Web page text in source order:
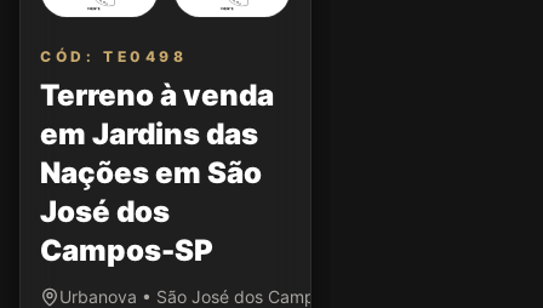
CÓD: TE0498
Terreno à venda
em Jardins das
Nações em São
José dos
Campos-SP
Urbanova • São José dos Campos/SP